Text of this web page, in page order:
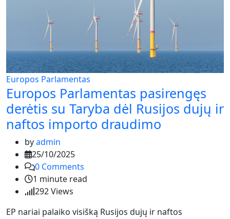
Europos Parlamentas
Europos Parlamentas pasirengęs
derėtis su Taryba dėl Rusijos dujų ir
naftos importo draudimo
byadmin
25/10/2025
0 Comments
1 minute read
292Views
EP nariai palaiko visišką Rusijos dujų ir naftos